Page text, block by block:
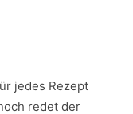
jedes Rezept
redet der